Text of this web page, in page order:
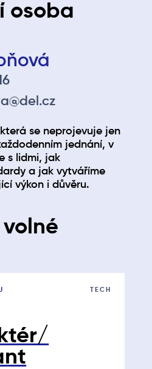
se neprojevuje jen
jednání, v
s lidmi, jak
a jak vytváříme
výkon i důvěru.
osoba
volné
TECH